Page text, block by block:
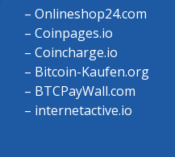
– Onlineshop24.com
– Coinpages.io
– Coincharge.io
– Bitcoin-Kaufen.org
– BTCPayWall.com
– internetactive.io